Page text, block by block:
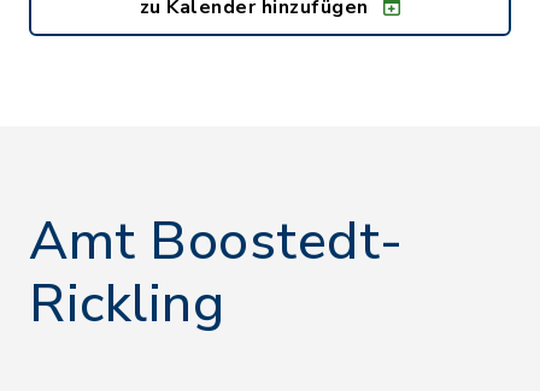
zu Kalender hinzufügen
Amt Boostedt-
Rickling